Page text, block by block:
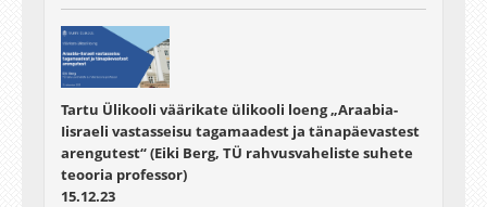
Tartu Ülikooli väärikate ülikooli loeng „Araabia-
Iisraeli vastasseisu tagamaadest ja tänapäevastest
arengutest“ (Eiki Berg, TÜ rahvusvaheliste suhete
teooria professor)
15.12.23